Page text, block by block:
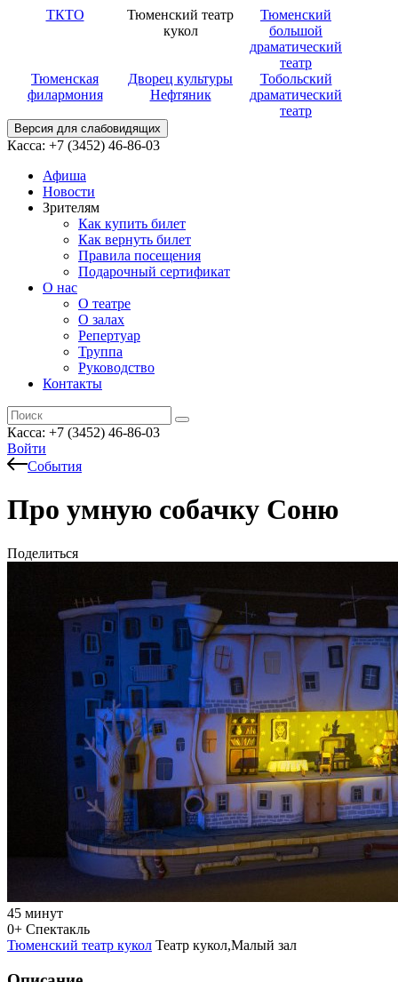
ТКТО
Тюменский театр
кукол
Тюменский
большой
драматический
театр
Тюменская
филармония
Дворец культуры
Нефтяник
Тобольский
драматический
театр
Версия для слабовидящих
Касса: +7 (3452) 46-86-03
Афиша
Новости
Зрителям
Как купить билет
Как вернуть билет
Правила посещения
Подарочный сертификат
О нас
О театре
О залах
Репертуар
Труппа
Руководство
Контакты
Касса: +7 (3452) 46-86-03
Войти
События
Про умную собачку Соню
Поделиться
45 минут
0+ Спектакль
Тюменский театр кукол Театр кукол,Малый зал